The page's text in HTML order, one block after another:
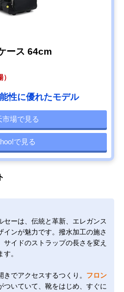
ース 64cm
性に優れたモデル
市場で見る
で見る
セーは、伝統と革新、エレガンス
インが魅力です。撥水加工の施さ
イドのストラップの長さを変え
。
でアクセスするつくり。 フロン
ついていて、靴をはじめ、すぐに